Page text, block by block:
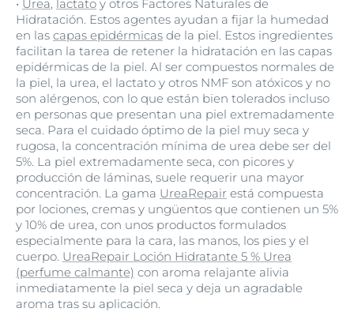
• Urea, lactato y otros Factores Naturales de
Hidratación. Estos agentes ayudan a fijar la humedad
en las capas epidérmicas de la piel. Estos ingredientes
facilitan la tarea de retener la hidratación en las capas
epidérmicas de la piel. Al ser compuestos normales de
la piel, la urea, el lactato y otros NMF son atóxicos y no
son alérgenos, con lo que están bien tolerados incluso
en personas que presentan una piel extremadamente
seca. Para el cuidado óptimo de la piel muy seca y
rugosa, la concentración mínima de urea debe ser del
5%. La piel extremadamente seca, con picores y
producción de láminas, suele requerir una mayor
concentración. La gama UreaRepair está compuesta
por lociones, cremas y ungüentos que contienen un 5%
y 10% de urea, con unos productos formulados
especialmente para la cara, las manos, los pies y el
cuerpo. UreaRepair Loción Hidratante 5 % Urea
(perfume calmante) con aroma relajante alivia
inmediatamente la piel seca y deja un agradable
aroma tras su aplicación.